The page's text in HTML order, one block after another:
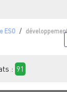
ESO
: 91